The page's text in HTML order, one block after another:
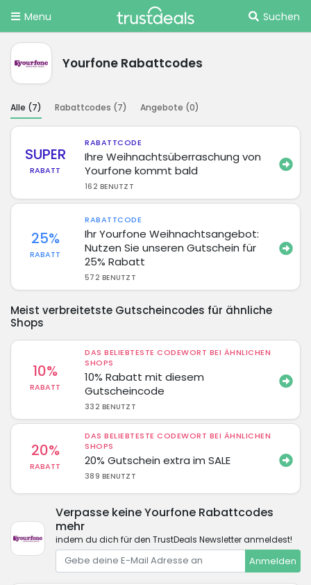
Menu Suchen
Yourfone Rabattcodes
Alle (7) Rabattcodes (7) Angebote (0)
SUPER
RABATT
RABATTCODE
Ihre Weihnachtsüberraschung von
Yourfone kommt bald
162 BENUTZT
25%
RABATT
RABATTCODE
Ihr Yourfone Weihnachtsangebot:
Nutzen Sie unseren Gutschein für
25% Rabatt
572 BENUTZT
Meist verbreitetste Gutscheincodes für ähnliche
Shops
10%
RABATT
DAS BELIEBTESTE CODEWORT BEI ÄHNLICHEN
SHOPS
10% Rabatt mit diesem
Gutscheincode
332 BENUTZT
20%
RABATT
DAS BELIEBTESTE CODEWORT BEI ÄHNLICHEN
SHOPS
20% Gutschein extra im SALE
389 BENUTZT
Verpasse keine Yourfone Rabattcodes
mehr
indem du dich für den TrustDeals Newsletter anmeldest!
Anmelden